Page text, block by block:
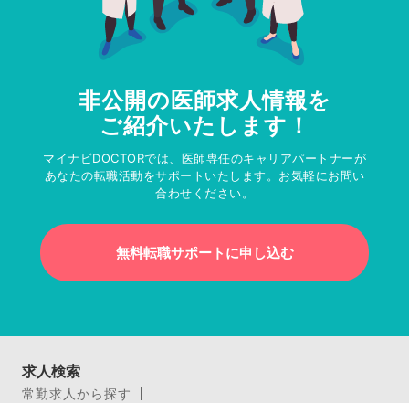
非公開の医師求人情報を
ご紹介いたします！
マイナビDOCTORでは、医師専任のキャリアパートナーが
あなたの転職活動をサポートいたします。お気軽にお問い
合わせください。
無料転職サポートに申し込む
求人検索
常勤求人から探す